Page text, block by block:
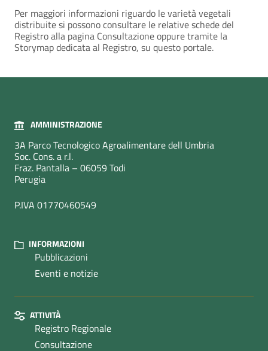
Per maggiori informazioni riguardo le varietà vegetali
distribuite si possono consultare le relative schede del
Registro alla pagina Consultazione oppure tramite la
Storymap dedicata al Registro, su questo portale.
AMMINISTRAZIONE
3A Parco Tecnologico Agroalimentare dell Umbria
Soc. Cons. a r.l.
Fraz. Pantalla – 06059 Todi
Perugia
P.IVA 01770460549
INFORMAZIONI
Pubblicazioni
Eventi e notizie
ATTIVITÀ
Registro Regionale
Consultazione